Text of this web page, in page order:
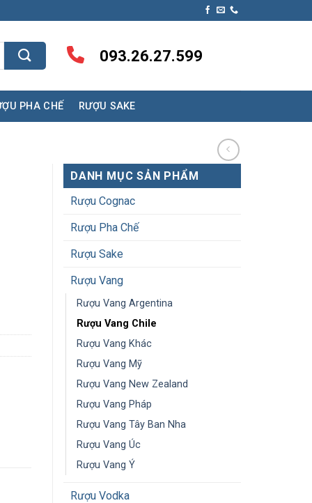
093.26.27.599
PHA CHẾ RƯỢU SAKE
DANH MỤC SẢN PHẨM
Rượu Cognac
Rượu Pha Chế
Rượu Sake
Rượu Vang
Rượu Vang Argentina
Rượu Vang Chile
Rượu Vang Khác
Rượu Vang Mỹ
Rượu Vang New Zealand
Rượu Vang Pháp
Rượu Vang Tây Ban Nha
Rượu Vang Úc
Rượu Vang Ý
Rượu Vodka